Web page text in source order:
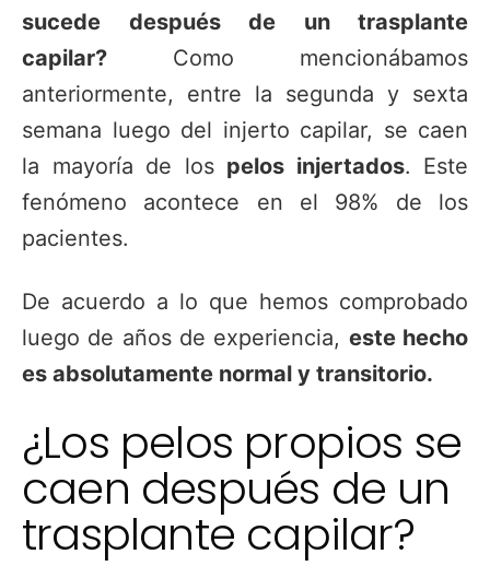
sucede después de un trasplante
capilar? Como mencionábamos
anteriormente, entre la segunda y sexta
semana luego del injerto capilar, se caen
la mayoría de los pelos injertados. Este
fenómeno acontece en el 98% de los
pacientes.
De acuerdo a lo que hemos comprobado
luego de años de experiencia, este hecho
es absolutamente normal y transitorio.
¿Los pelos propios se
caen después de un
trasplante capilar?